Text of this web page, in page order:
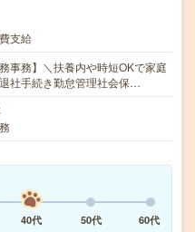
支給
事務】＼扶養内や時短OKで家庭
社手続き勤怠管理社会保…
40代 50代
60代